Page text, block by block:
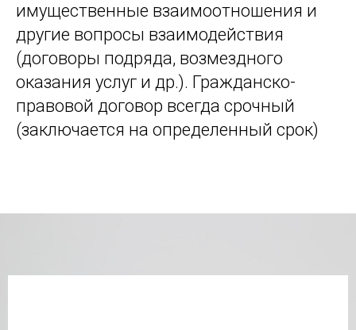
имущественные взаимоотношения и
другие вопросы взаимодействия
(договоры подряда, возмездного
оказания услуг и др.). Гражданско-
правовой договор всегда срочный
(заключается на определенный срок)